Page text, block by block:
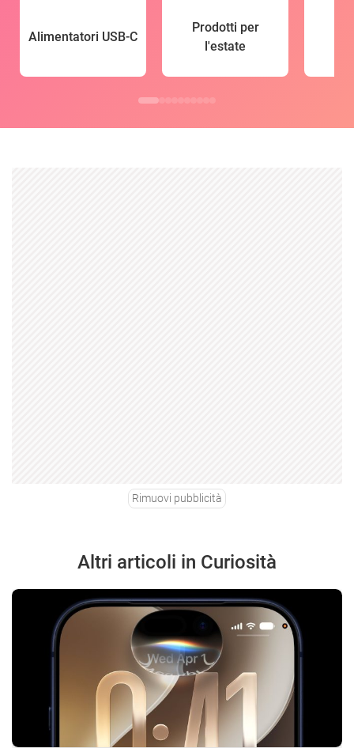
Alimentatori USB-C
Prodotti per
l'estate
Rimuovi pubblicità
Altri articoli in Curiosità